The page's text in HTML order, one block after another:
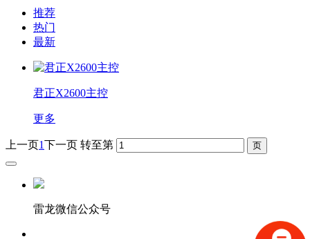
推荐
热门
最新
君正X2600主控
更多
上一页1下一页 转至第
雷龙微信公众号